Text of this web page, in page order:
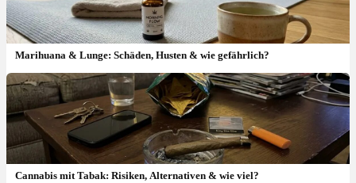
Marihuana & Lunge: Schäden, Husten & wie gefährlich?
Cannabis mit Tabak: Risiken, Alternativen & wie viel?